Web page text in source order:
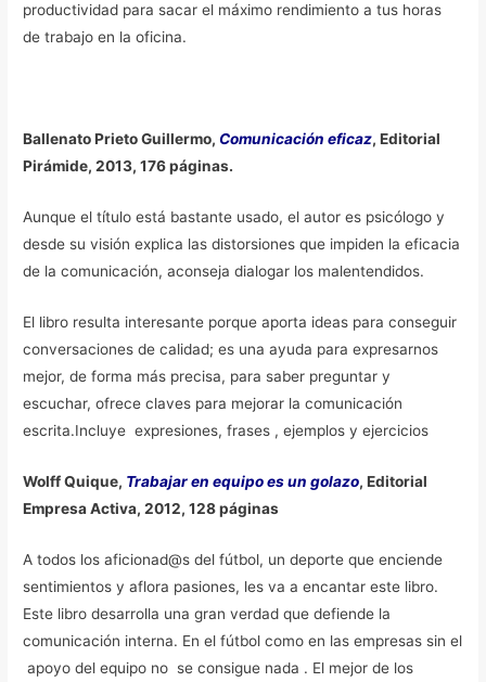
productividad para sacar el máximo rendimiento a tus horas
de trabajo en la oficina.
Ballenato Prieto Guillermo, Comunicación eficaz, Editorial
Pirámide, 2013, 176 páginas.
Aunque el título está bastante usado, el autor es psicólogo y
desde su visión explica las distorsiones que impiden la eficacia
de la comunicación, aconseja dialogar los malentendidos.
El libro resulta interesante porque aporta ideas para conseguir
conversaciones de calidad; es una ayuda para expresarnos
mejor, de forma más precisa, para saber preguntar y
escuchar, ofrece claves para mejorar la comunicación
escrita.Incluye expresiones, frases , ejemplos y ejercicios
Wolff Quique, Trabajar en equipo es un golazo, Editorial
Empresa Activa, 2012, 128 páginas
A todos los aficionad@s del fútbol, un deporte que enciende
sentimientos y aflora pasiones, les va a encantar este libro.
Este libro desarrolla una gran verdad que defiende la
comunicación interna. En el fútbol como en las empresas sin el
apoyo del equipo no se consigue nada . El mejor de los